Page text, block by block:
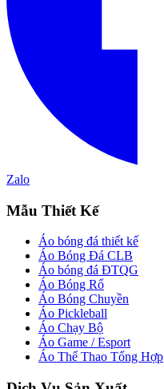
Zalo
Mẫu Thiết Kế
Áo bóng đá thiết kế
Áo Bóng Đá CLB
Áo bóng đá ĐTQG
Áo Bóng Rổ
Áo Bóng Chuyền
Áo Pickleball
Áo Chạy Bộ
Áo Game / Esport
Áo Thể Thao Tổng Hợp